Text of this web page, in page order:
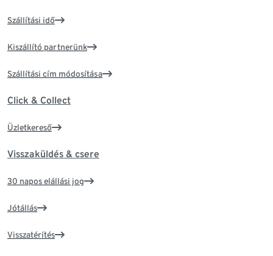
Szállítási idő
Kiszállító partnerünk
Szállítási cím módosítása
Click & Collect
Üzletkereső
Visszaküldés & csere
30 napos elállási jog
Jótállás
Visszatérítés